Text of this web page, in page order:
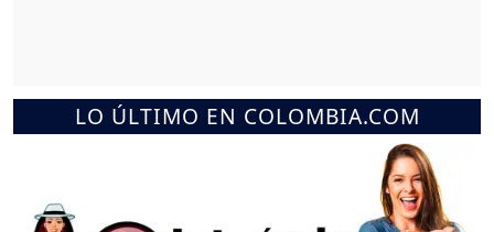
LO ÚLTIMO EN COLOMBIA.COM